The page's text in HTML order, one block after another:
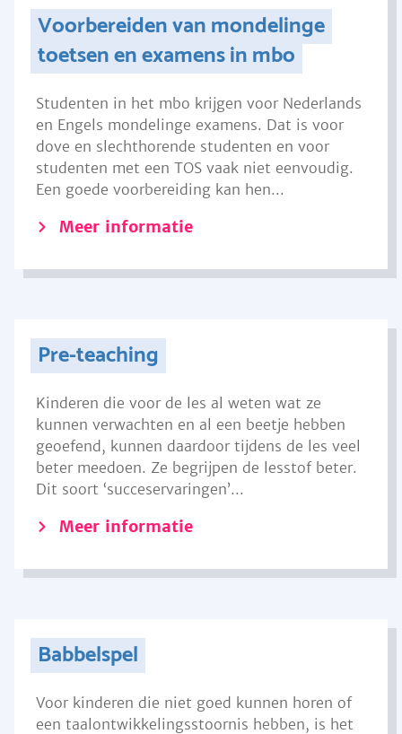
Voorbereiden van mondelinge
toetsen en examens in mbo
Studenten in het mbo krijgen voor Nederlands
en Engels mondelinge examens. Dat is voor
dove en slechthorende studenten en voor
studenten met een TOS vaak niet eenvoudig.
Een goede voorbereiding kan hen...
Meer informatie
Pre-teaching
Kinderen die voor de les al weten wat ze
kunnen verwachten en al een beetje hebben
geoefend, kunnen daardoor tijdens de les veel
beter meedoen. Ze begrijpen de lesstof beter.
Dit soort ‘succeservaringen’...
Meer informatie
Babbelspel
Voor kinderen die niet goed kunnen horen of
een taalontwikkelingsstoornis hebben, is het